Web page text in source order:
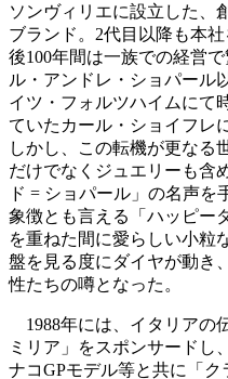
ソンヴィリエに設立した、
ブランド。2代目以降も本
後100年間は一族での経営
ル・アンドレ・ショパール
イツ・フォルツハイムにて
ていたカール・ショイフレ
しかし、この転機が更なる
だけでなくジュエリーも含
ド = ショパール」の名声を
象徴とも言える「ハッピー
を重ねた間に愛らしい小粒
盤を見る度にダイヤが動き
性たちの噂となった。
1988年には、イタリアの
ミリア」をスポンサードし
ナコGPモデル等と共に「